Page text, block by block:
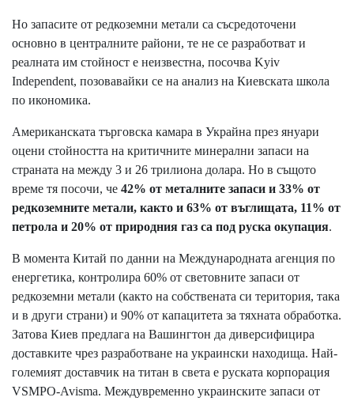
Но запасите от редкоземни метали са съсредоточени
основно в централните райони, те не се разработват и
реалната им стойност е неизвестна, посочва Kyiv
Independent, позовавайки се на анализ на Киевската школа
по икономика.
Американската търговска камара в Украйна през януари
оцени стойността на критичните минерални запаси на
страната на между 3 и 26 трилиона долара. Но в същото
време тя посочи, че 42% от металните запаси и 33% от
редкоземните метали, както и 63% от въглищата, 11% от
петрола и 20% от природния газ са под руска окупация.
В момента Китай по данни на Международната агенция по
енергетика, контролира 60% от световните запаси от
редкоземни метали (както на собствената си територия, така
и в други страни) и 90% от капацитета за тяхната обработка.
Затова Киев предлага на Вашингтон да диверсифицира
доставките чрез разработване на украински находища. Най-
големият доставчик на титан в света е руската корпорация
VSMPO-Avisma. Междувременно украинските запаси от